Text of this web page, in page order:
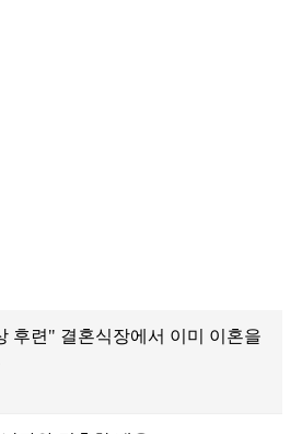
후련" 결혼식장에서 이미 이혼을